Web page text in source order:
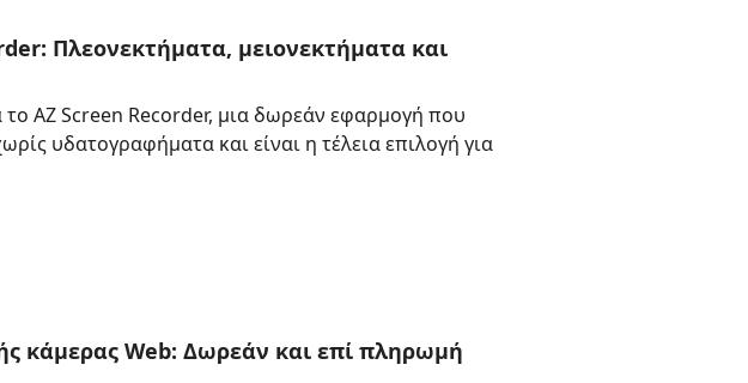
Πλεονεκτήματα, μειονεκτήματα και
το AZ Screen Recorder, μια δωρεάν εφαρμογή που
υδατογραφήματα και είναι η τέλεια επιλογή για
κάμερας Web: Δωρεάν και επί πληρωμή